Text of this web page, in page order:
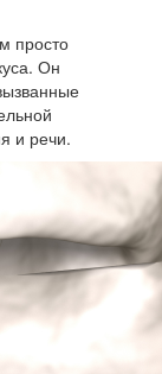
просто
Он
и речи.